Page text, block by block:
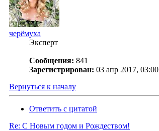
черёмуха
Эксперт
Сообщения: 841
Зарегистрирован: 03 апр 2017, 03:00
Вернуться к началу
Ответить с цитатой
Re: С Новым годом и Рождеством!